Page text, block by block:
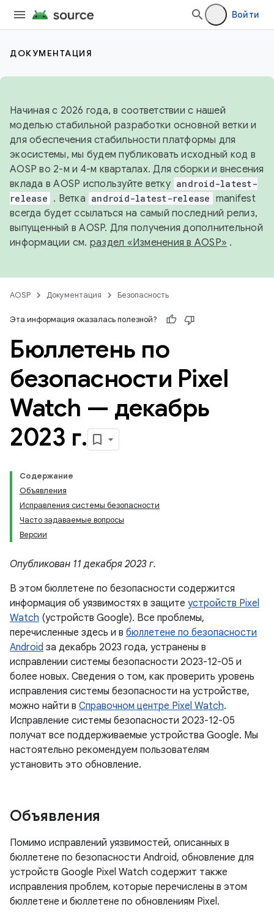
Войти
ДОКУМЕНТАЦИЯ
Начиная с 2026 года, в соответствии с нашей
моделью стабильной разработки основной ветки и
для обеспечения стабильности платформы для
экосистемы, мы будем публиковать исходный код в
AOSP во 2-м и 4-м кварталах. Для сборки и внесения
вклада в AOSP используйте ветку android-latest-
release . Ветка android-latest-release manifest
всегда будет ссылаться на самый последний релиз,
выпущенный в AOSP. Для получения дополнительной
информации см. раздел «Изменения в AOSP» .
AOSP Документация Безопасность
Эта информация оказалась полезной?
Бюллетень по
безопасности Pixel
Watch — декабрь
2023 г.
Содержание
Объявления
Исправления системы безопасности
Часто задаваемые вопросы
Версии
Опубликован 11 декабря 2023 г.
В этом бюллетене по безопасности содержится
информация об уязвимостях в защите устройств Pixel
Watch (устройств Google). Все проблемы,
перечисленные здесь и в бюллетене по безопасности
Android за декабрь 2023 года, устранены в
исправлении системы безопасности 2023-12-05 и
более новых. Сведения о том, как проверить уровень
исправления системы безопасности на устройстве,
можно найти в Справочном центре Pixel Watch.
Исправление системы безопасности 2023-12-05
получат все поддерживаемые устройства Google. Мы
настоятельно рекомендуем пользователям
установить это обновление.
Объявления
Помимо исправлений уязвимостей, описанных в
бюллетене по безопасности Android, обновление для
устройств Google Pixel Watch содержит также
исправления проблем, которые перечислены в этом
бюллетене и бюллетене по обновлениям Pixel.